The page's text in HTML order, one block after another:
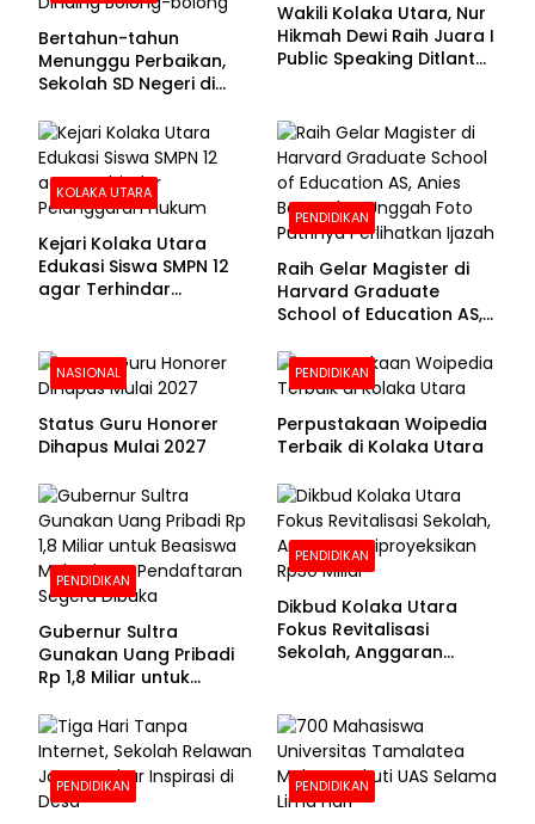
Bertahun-tahun
Menunggu Perbaikan,
Sekolah SD Negeri di
Beralas Tanah dan
Dinding Bolong-bolong
Wakili Kolaka Utara, Nur
Hikmah Dewi Raih Juara I
Public Speaking Ditlantas
Bhayangkara ke-80
KOLAKA UTARA
Kejari Kolaka Utara
Edukasi Siswa SMPN 12
agar Terhindar
PENDIDIKAN
Raih Gelar Magister di
Harvard Graduate
School of Education AS,
Foto Putrinya Perlihatkan
Ijazah
NASIONAL
Status Guru Honorer
Dihapus Mulai 2027
PENDIDIKAN
Perpustakaan Woipedia
Terbaik di Kolaka Utara
PENDIDIKAN
Gubernur Sultra
Gunakan Uang Pribadi
Rp 1,8 Miliar untuk
Pendaftaran Segera
Dibuka
PENDIDIKAN
Dikbud Kolaka Utara
Fokus Revitalisasi
Sekolah, Anggaran
PENDIDIKAN PENDIDIKAN